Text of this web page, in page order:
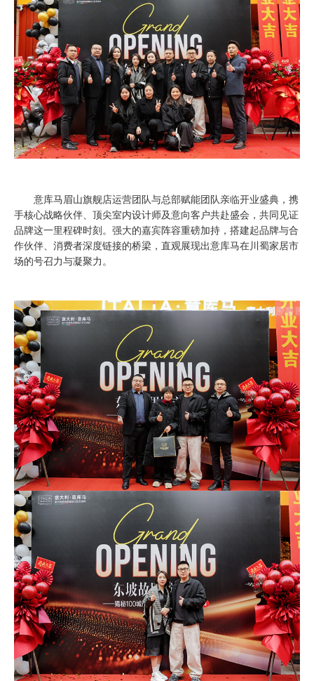
意库马眉山旗舰店运营团队与总部赋能团队亲临开业盛典，携
手核心战略伙伴、顶尖室内设计师及意向客户共赴盛会，共同见证
品牌这一里程碑时刻。强大的嘉宾阵容重磅加持，搭建起品牌与合
作伙伴、消费者深度链接的桥梁，直观展现出意库马在川蜀家居市
场的号召力与凝聚力。